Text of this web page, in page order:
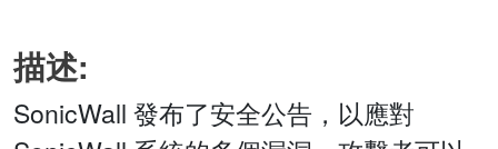
描述:
SonicWall 發布了安全公告，以應對